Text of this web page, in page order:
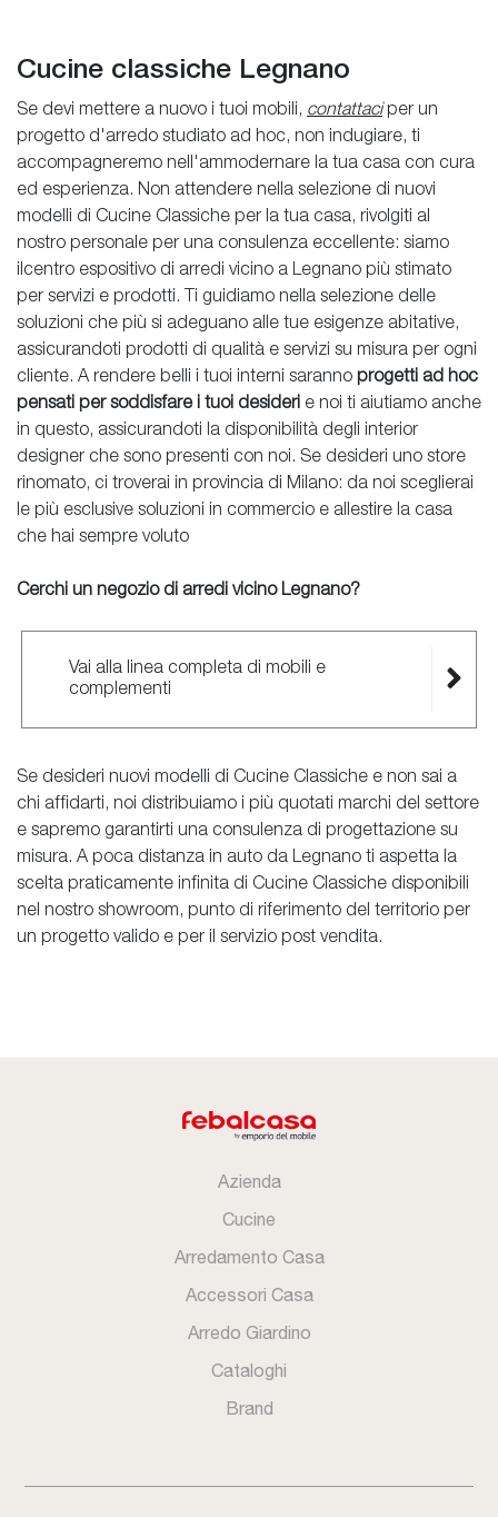
Cucine classiche Legnano
Se devi mettere a nuovo i tuoi mobili, contattaciper un
progetto d'arredo studiato ad hoc, non indugiare, ti
accompagneremo nell'ammodernare la tua casa con cura
ed esperienza. Non attendere nella selezione di nuovi
modelli di Cucine Classiche per la tua casa, rivolgiti al
nostro personale per una consulenza eccellente: siamo
ilcentro espositivo di arredi vicino a Legnano più stimato
per servizi e prodotti. Ti guidiamo nella selezione delle
soluzioni che più si adeguano alle tue esigenze abitative,
assicurandoti prodotti di qualità e servizi su misura per ogni
cliente. A rendere belli i tuoi interni saranno progetti ad hoc
pensati per soddisfare i tuoi desideri e noi ti aiutiamo anche
in questo, assicurandoti la disponibilità degli interior
designer che sono presenti con noi. Se desideri uno store
rinomato, ci troverai in provincia di Milano: da noi sceglierai
le più esclusive soluzioni in commercio e allestire la casa
che hai sempre voluto
Cerchi un negozio di arredi vicino Legnano?
Vai alla linea completa di mobili e
complementi
Se desideri nuovi modelli di Cucine Classiche e non sai a
chi affidarti, noi distribuiamo i più quotati marchi del settore
e sapremo garantirti una consulenza di progettazione su
misura. A poca distanza in auto da Legnano ti aspetta la
scelta praticamente infinita di Cucine Classiche disponibili
nel nostro showroom, punto di riferimento del territorio per
un progetto valido e per il servizio post vendita.
Azienda
Cucine
Arredamento Casa
Accessori Casa
Arredo Giardino
Cataloghi
Brand